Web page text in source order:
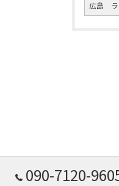
広島 ラ
090-7120-